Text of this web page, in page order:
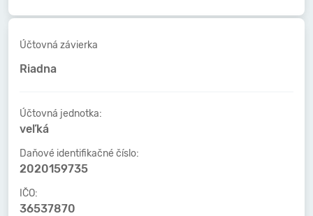
Účtovná závierka
Riadna
Účtovná jednotka:
veľká
Daňové identifikačné číslo:
2020159735
IČO:
36537870